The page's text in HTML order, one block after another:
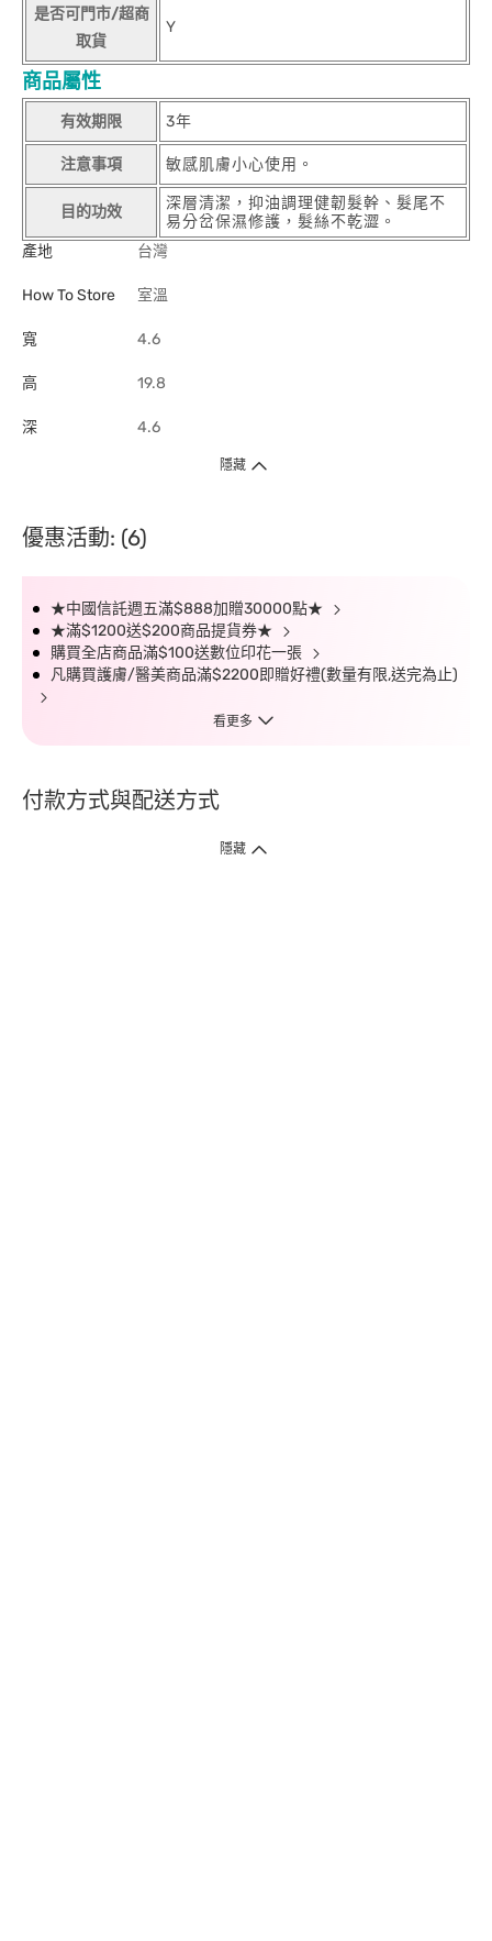
是否可門市/超商
取貨
Y
商品屬性
有效期限 3年
注意事項 敏感肌膚小心使用。
目的功效
深層清潔，抑油調理健韌髮幹、髮尾不
易分岔保濕修護，髮絲不乾澀。
產地
台灣
How To Store 室溫
寬 4.6
高 19.8
深 4.6
隱藏
優惠活動: (6)
★中國信託週五滿$888加贈30000點★
★滿$1200送$200商品提貨券★
購買全店商品滿$100送數位印花一張
凡購買護膚/醫美商品滿$2200即贈好禮(數量有限,送完為止)
看更多
付款方式與配送方式
隱藏